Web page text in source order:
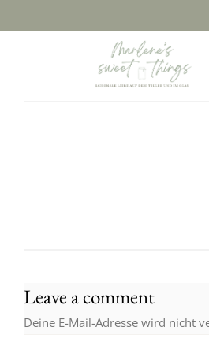
Leave a comment
Deine E-Mail-Adresse wird nicht